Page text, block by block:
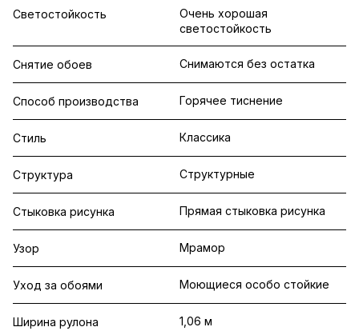
Светостойкость
Очень хорошая
светостойкость
Снятие обоев Снимаются без остатка
Способ производства Горячее тиснение
Стиль Классика
Структура Структурные
Стыковка рисунка Прямая стыковка рисунка
Узор Мрамор
Уход за обоями Моющиеся особо стойкие
Ширина рулона 1,06 м